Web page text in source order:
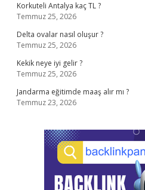
Korkuteli Antalya kaç TL ?
Temmuz 25, 2026
Delta ovalar nasıl oluşur ?
Temmuz 25, 2026
Kekik neye iyi gelir ?
Temmuz 25, 2026
Jandarma eğitimde maaş alır mı ?
Temmuz 23, 2026